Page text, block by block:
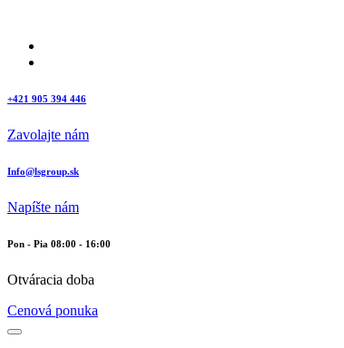
+421 905 394 446
Zavolajte nám
Info@lsgroup.sk
Napíšte nám
Pon - Pia 08:00 - 16:00
Otváracia doba
Cenová ponuka